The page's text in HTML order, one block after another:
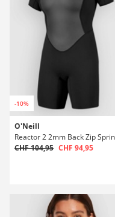
-10%
O'Neill
CHF 104,95 CHF 94,95